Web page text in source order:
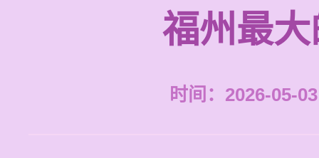
福州最
时间：2026-05-